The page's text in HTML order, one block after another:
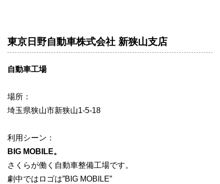
東京日野自動車株式会社 新狭山支店
自動車工場
場所：
埼玉県狭山市新狭山1-5-18
利用シーン：
BIG MOBILE。
さくらが働く自動車整備工場です。
劇中ではロゴは”BIG MOBILE”